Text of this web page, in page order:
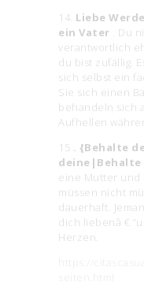
14. Liebe
ein Vater . Du
verantwortlich
du bist zufällig.
sich selbst ein
Sie sich einen
behandeln sich
Aufhellen
15 . {Behalte
eine Mutter und
müssen nicht
dauerhaft.
dich liebenâ €
Herzen.